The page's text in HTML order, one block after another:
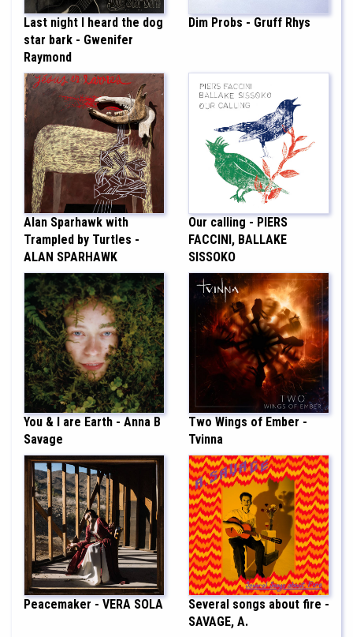
Last night I heard the dog
star bark - Gwenifer
Raymond
Dim Probs - Gruff Rhys
Alan Sparhawk with
Trampled by Turtles -
ALAN SPARHAWK
Our calling - PIERS
FACCINI, BALLAKE
SISSOKO
You & I are Earth - Anna B
Savage
Two Wings of Ember -
Tvinna
Peacemaker - VERA SOLA
Several songs about fire -
SAVAGE, A.